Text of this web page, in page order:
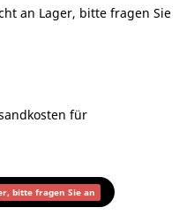
an Lager, bitte fragen Sie
für
bitte fragen Sie an